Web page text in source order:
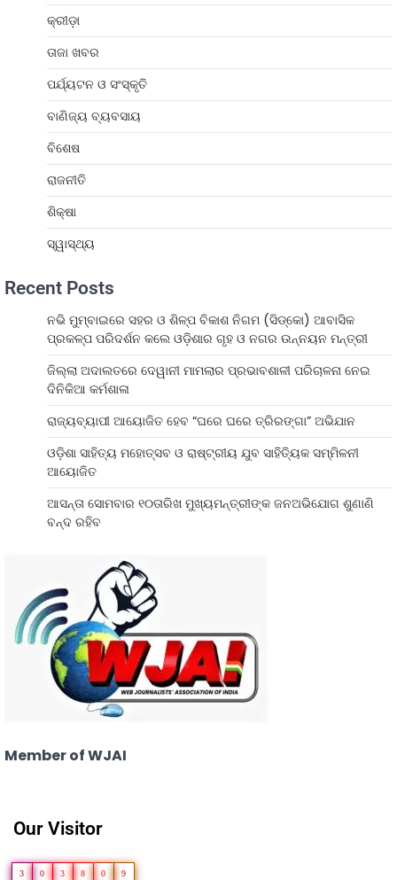
କ୍ରୀଡ଼ା
ତାଜା ଖବର
ପର୍ଯ୍ୟଟନ ଓ ସଂସ୍କୃତି
ବାଣିଜ୍ୟ ବ୍ୟବସାୟ
ବିଶେଷ
ରାଜନୀତି
ଶିକ୍ଷା
ସ୍ୱାସ୍ଥ୍ୟ
Recent Posts
ନଭି ମୁମ୍ବାଇରେ ସହର ଓ ଶିଳ୍ପ ବିକାଶ ନିଗମ (ସିଡ୍‌କୋ) ଆବାସିକ
ପ୍ରକଳ୍ପ ପରିଦର୍ଶନ କଲେ ଓଡ଼ିଶାର ଗୃହ ଓ ନଗର ଉନ୍ନୟନ ମନ୍ତ୍ରୀ
ଜିଲ୍ଲା ଅଦାଲତରେ ଦେୱାନୀ ମାମଲାର ପ୍ରଭାବଶାଳୀ ପରିଚାଳନା ନେଇ
ଦିନିକିଆ କର୍ମଶାଳା
ରାଜ୍ୟବ୍ୟାପୀ ଆୟୋଜିତ ହେବ “ଘରେ ଘରେ ତ୍ରିରଙ୍ଗା” ଅଭିଯାନ
ଓଡ଼ିଶା ସାହିତ୍ୟ ମହୋତ୍ସବ ଓ ରାଷ୍ଟ୍ରୀୟ ଯୁବ ସାହିତ୍ୟିକ ସମ୍ମିଳନୀ
ଆୟୋଜିତ
ଆସନ୍ତା ସୋମବାର ୧୦ତାରିଖ ମୁଖ୍ୟମନ୍ତ୍ରୀଙ୍କ ଜନଅଭିଯୋଗ ଶୁଣାଣି
ବନ୍ଦ ରହିବ
Member of WJAI
Our Visitor
3 0 3 8 0 9